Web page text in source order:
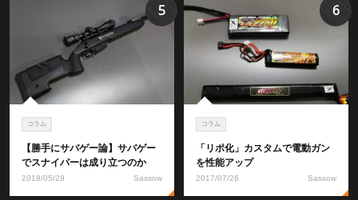
コラム
【勝手にサバゲー論】サバゲー
でスナイパーは成り立つのか
2018/05/29 Sassow
5
コラム
「リポ化」カスタムで電動ガン
を性能アップ
2017/07/26 Sassow
6